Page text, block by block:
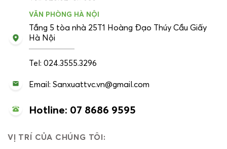
VĂN PHÒNG HÀ NỘI
Tầng 5 tòa nhà 25T1 Hoàng Đạo Thúy Cầu Giấy
Hà Nội
Tel: 024.3555.3296
Email: Sanxuattvc.vn@gmail.com
Hotline: 07 8686 9595
VỊ TRÍ CỦA CHÚNG TÔI: